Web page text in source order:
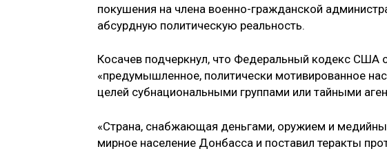
покушения на члена военно-гражданской
абсурдную политическую реальность.
Косачев подчеркнул, что Федеральный кодекс США
«предумышленное, политически мотивированное
целей субнациональными группами или тайными
«Страна, снабжающая деньгами, оружием и
мирное население Донбасса и поставил теракты